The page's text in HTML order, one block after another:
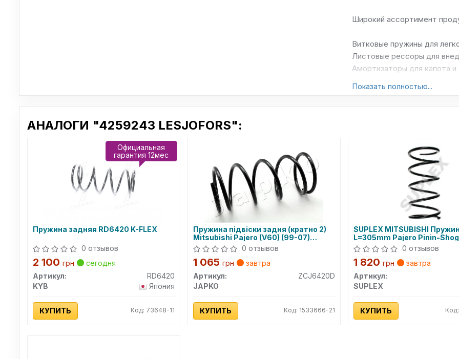
Широкий ассортимент
Витковые пружины для
Листовые рессоры для
Амортизаторы для капота и
Качество продукции
которое позволяет точно
Строгим контролем
финальной проверки
Испытаниями на прочность
способны выдерживать
эксплуатации.
Сайт: lesjoforsab.com
Показать полностью...
АНАЛОГИ "4259243 LESJOFORS":
Пружина задняя RD6420 K-FLEX
0 отзывов
2 100 грн
сегодня
Артикул:
RD6420
KYB
Япония
КУПИТЬ Код: 73648-11
Официальная
гарантия 12мес
Пружина підвіски задня (кратно 2)
Mitsubishi Pajero (V60) (99-07)
(ZCJ6420D) JAPKO
0 отзывов
1 065 грн
завтра
Артикул:
ZCJ6420D
JAPKO
КУПИТЬ Код: 1533666-21
SUPLEX MITSUBISHI
L=305mm Pajero Pinin-
0 отзывов
1 820 грн
завтра
Артикул:
SUPLEX
КУПИТЬ